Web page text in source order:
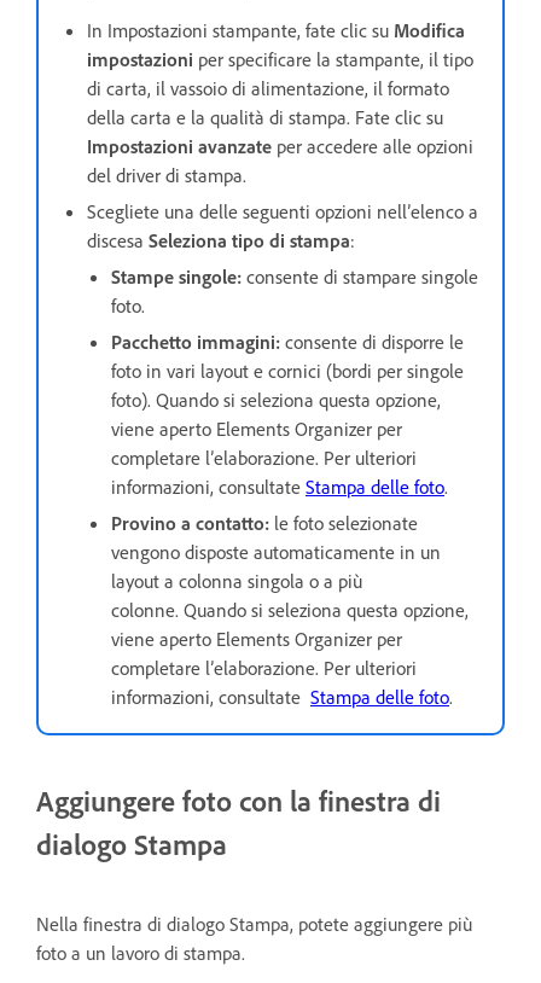
In Impostazioni stampante, fate clic su Modifica
impostazioni per specificare la stampante, il tipo
di carta, il vassoio di alimentazione, il formato
della carta e la qualità di stampa. Fate clic su
Impostazioni avanzate per accedere alle opzioni
del driver di stampa.
Scegliete una delle seguenti opzioni nell’elenco a
discesa Seleziona tipo di stampa:
Stampe singole: consente di stampare singole
foto.
Pacchetto immagini: consente di disporre le
foto in vari layout e cornici (bordi per singole
foto). Quando si seleziona questa opzione,
viene aperto Elements Organizer per
completare l’elaborazione. Per ulteriori
informazioni, consultate Stampa delle foto.
Provino a contatto: le foto selezionate
vengono disposte automaticamente in un
layout a colonna singola o a più
colonne. Quando si seleziona questa opzione,
viene aperto Elements Organizer per
completare l’elaborazione. Per ulteriori
informazioni, consultate Stampa delle foto.
Aggiungere foto con la finestra di
dialogo Stampa
Nella finestra di dialogo Stampa, potete aggiungere più
foto a un lavoro di stampa.